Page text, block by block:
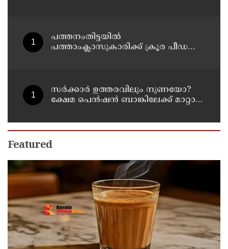
പത്തനംതിട്ടയിൽ
പത്താംക്ലാസുകാരിക്ക് ക്രൂര പീഡനം ;
സര്‍ക്കാര്‍ ഉത്തരവിലും നുണയോ?
ക്ഷേമ പെന്‍ഷന്‍ ബാങ്കിലേക്ക് മാറ്റാന്‍
പുറത്തുവിടാന്‍ വെല്ലുവിളിയുമായി
തോമസ് ഐസക്
Featured